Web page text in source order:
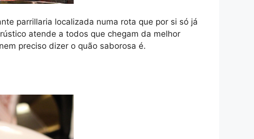
parrillaria localizada numa rota que por si só já
atende a todos que chegam da melhor
preciso dizer o quão saborosa é.